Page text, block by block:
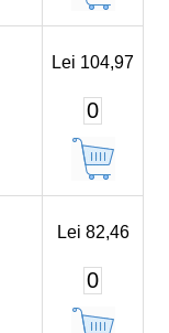
Lei 104,97
0
Lei 82,46
0